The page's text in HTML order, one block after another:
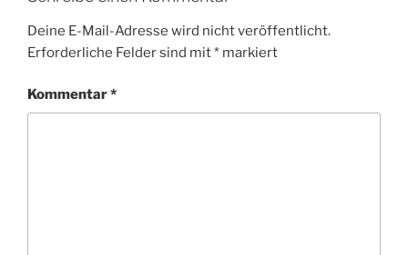
Deine E-Mail-Adresse wird nicht veröffentlicht.
Erforderliche Felder sind mit* markiert
Kommentar*